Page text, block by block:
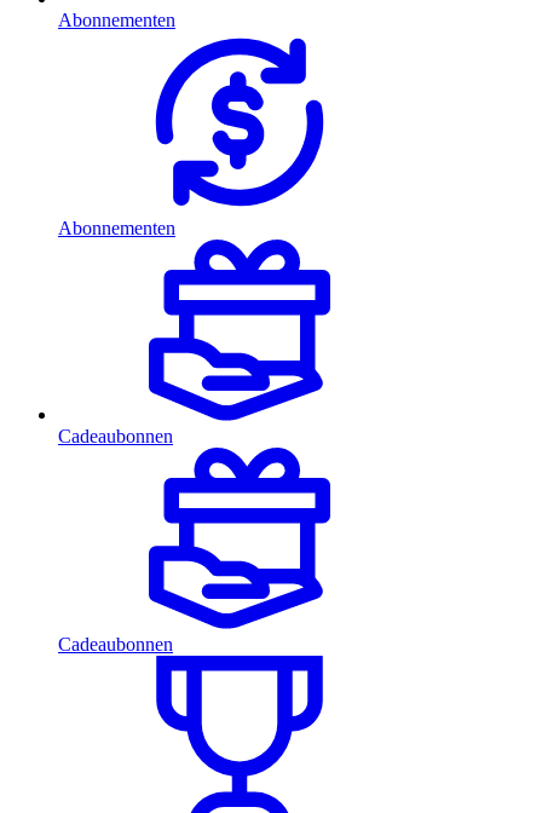
Abonnementen
Abonnementen
Cadeaubonnen
Cadeaubonnen